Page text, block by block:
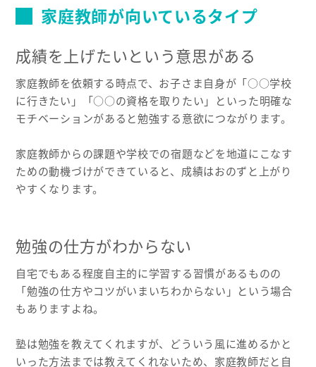
家庭教師が向いているタイプ
成績を上げたいという意思がある
家庭教師を依頼する時点で、お子さま自身が「○○学校
に行きたい」「○○の資格を取りたい」といった明確な
モチベーションがあると勉強する意欲につながります。
家庭教師からの課題や学校での宿題などを地道にこなす
ための動機づけができていると、成績はおのずと上がり
やすくなります。
勉強の仕方がわからない
自宅でもある程度自主的に学習する習慣があるものの
「勉強の仕方やコツがいまいちわからない」という場合
もありますよね。
塾は勉強を教えてくれますが、どういう風に進めるかと
いった方法までは教えてくれないため、家庭教師だと自